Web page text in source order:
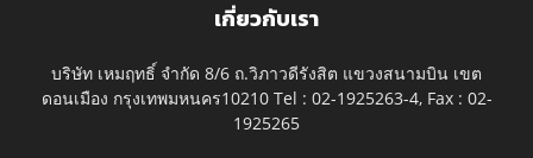
เกี่ยวกับเรา
บริษัท เหมฤทธิ์ จำกัด 8/6 ถ.วิภาวดีรังสิต แขวงสนามบิน เขต
ดอนเมือง กรุงเทพมหนคร10210 Tel : 02-1925263-4, Fax : 02-
1925265